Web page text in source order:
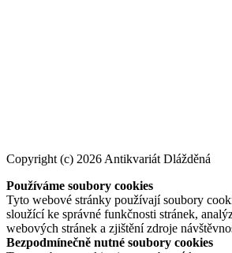
Copyright (c) 2026 Antikvariát Dlážděná
Používáme soubory cookies
Tyto webové stránky používají soubory
sloužící ke správné funkčnosti stránek,
webových stránek a zjištění zdroje
Bezpodmínečně nutné soubory cookies